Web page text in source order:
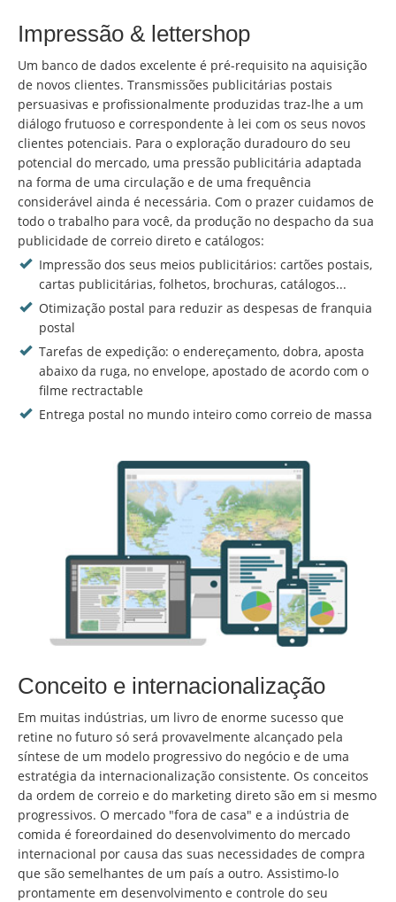
Impressão & lettershop
Um banco de dados excelente é pré-requisito na aquisição
de novos clientes. Transmissões publicitárias postais
persuasivas e profissionalmente produzidas traz-lhe a um
diálogo frutuoso e correspondente à lei com os seus novos
clientes potenciais. Para o exploração duradouro do seu
potencial do mercado, uma pressão publicitária adaptada
na forma de uma circulação e de uma frequência
considerável ainda é necessária. Com o prazer cuidamos de
todo o trabalho para você, da produção no despacho da sua
publicidade de correio direto e catálogos:
Impressão dos seus meios publicitários: cartões postais,
cartas publicitárias, folhetos, brochuras, catálogos...
Otimização postal para reduzir as despesas de franquia
postal
Tarefas de expedição: o endereçamento, dobra, aposta
abaixo da ruga, no envelope, apostado de acordo com o
filme rectractable
Entrega postal no mundo inteiro como correio de massa
Conceito e internacionalização
Em muitas indústrias, um livro de enorme sucesso que
retine no futuro só será provavelmente alcançado pela
síntese de um modelo progressivo do negócio e de uma
estratégia da internacionalização consistente. Os conceitos
da ordem de correio e do marketing direto são em si mesmo
progressivos. O mercado "fora de casa" e a indústria de
comida é foreordained do desenvolvimento do mercado
internacional por causa das suas necessidades de compra
que são semelhantes de um país a outro. Assistimo-lo
prontamente em desenvolvimento e controle do seu